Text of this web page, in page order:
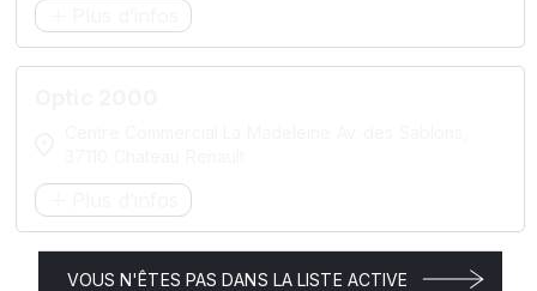
VOUS N'ÊTES PAS DANS LA LISTE ACTIVE